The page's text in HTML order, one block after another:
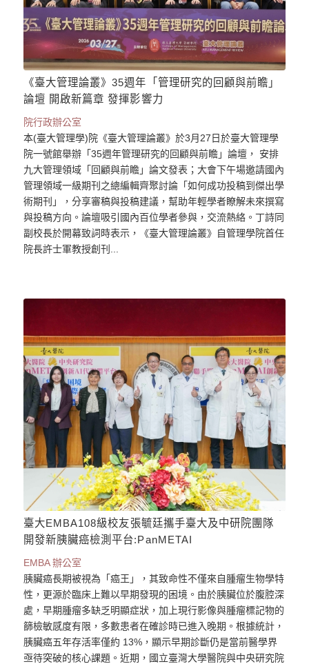
《臺大管理論叢》35週年「管理研究的回顧與前瞻」
論壇 開啟新篇章 發揮影響力
院行政辦公室
本(臺大管理學)院《臺大管理論叢》於3月27日於臺大管理學
院一號館舉辦「35週年管理研究的回顧與前瞻」論壇， 安排
九大管理領域「回顧與前瞻」論文發表；大會下午場邀請國內
管理領域一級期刊之總編輯齊聚討論「如何成功投稿到傑出學
術期刊」，分享審稿與投稿建議，幫助年輕學者瞭解未來撰寫
與投稿方向。論壇吸引國內百位學者參與，交流熱絡。丁詩同
副校長於開幕致詞時表示，《臺大管理論叢》自管理學院首任
院長許士軍教授創刊...
臺大EMBA108級校友張毓廷攜手臺大及中研院團隊
開發新胰臟癌檢測平台:PanMETAI
EMBA 辦公室
胰臟癌長期被視為「癌王」，其致命性不僅來自腫瘤生物學特
性，更源於臨床上難以早期發現的困境。由於胰臟位於腹腔深
處，早期腫瘤多缺乏明顯症狀，加上現行影像與腫瘤標記物的
篩檢敏感度有限，多數患者在確診時已進入晚期。根據統計，
胰臟癌五年存活率僅約 13%，顯示早期診斷仍是當前醫學界
亟待突破的核心課題。近期，國立臺灣大學醫院與中央研究院